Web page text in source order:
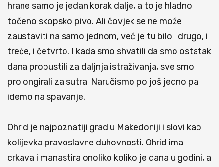
hrane samo je jedan korak dalje, a to je hladno
točeno skopsko pivo. Ali čovjek se ne može
zaustaviti na samo jednom, već je tu bilo i drugo, i
treće, i četvrto. I kada smo shvatili da smo ostatak
dana propustili za daljnja istraživanja, sve smo
prolongirali za sutra. Naručismo po još jedno pa
idemo na spavanje.
Ohrid je najpoznatiji grad u Makedoniji i slovi kao
kolijevka pravoslavne duhovnosti. Ohrid ima
crkava i manastira onoliko koliko je dana u godini, a